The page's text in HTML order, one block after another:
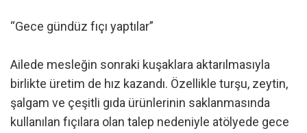
“Gece gündüz fıçı yaptılar”
Ailede mesleğin sonraki kuşaklara aktarılmasıyla
birlikte üretim de hız kazandı. Özellikle turşu, zeytin,
şalgam ve çeşitli gıda ürünlerinin saklanmasında
kullanılan fıçılara olan talep nedeniyle atölyede gece